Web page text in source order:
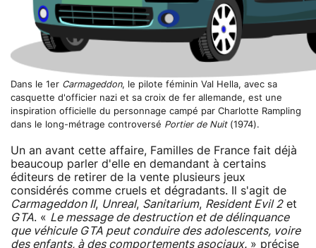
Dans le 1er Carmageddon, le pilote féminin Val Hella, avec sa
casquette d'officier nazi et sa croix de fer allemande, est une
inspiration officielle du personnage campé par Charlotte Rampling
dans le long-métrage controversé Portier de Nuit(1974).
Un an avant cette affaire, Familles de France fait déjà
beaucoup parler d'elle en demandant à certains
éditeurs de retirer de la vente plusieurs jeux
considérés comme cruels et dégradants. Il s'agit de
Carmageddon II, Unreal, Sanitarium, Resident Evil 2et
GTA. « Le message de destruction et de délinquance
que véhicule GTA peut conduire des adolescents, voire
des enfants, à des comportements asociaux. » précise